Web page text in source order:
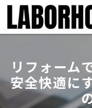
リフォーム
安全快適に